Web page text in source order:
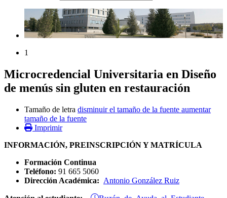
1
Microcredencial Universitaria en Diseño
de menús sin gluten en restauración
Tamaño de letra disminuir el tamaño de la fuente aumentar
tamaño de la fuente
Imprimir
INFORMACIÓN, PREINSCRIPCIÓN Y MATRÍCULA
Formación Continua
Teléfono: 91 665 5060
Dirección Académica: Antonio González Ruiz